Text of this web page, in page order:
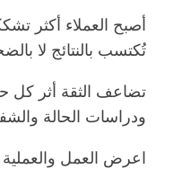
أصبح العملاء أكثر
تُكتسب بالنتائج لا
تضاعف الثقة أثر كل
ودراسات الحالة
اعرض العمل والعملية